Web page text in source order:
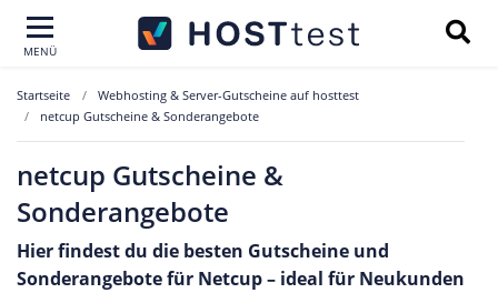
MENÜ
Startseite
Webhosting & Server-Gutscheine auf hosttest
netcup Gutscheine & Sonderangebote
netcup Gutscheine &
Sonderangebote
Hier findest du die besten Gutscheine und
Sonderangebote für Netcup – ideal für Neukunden